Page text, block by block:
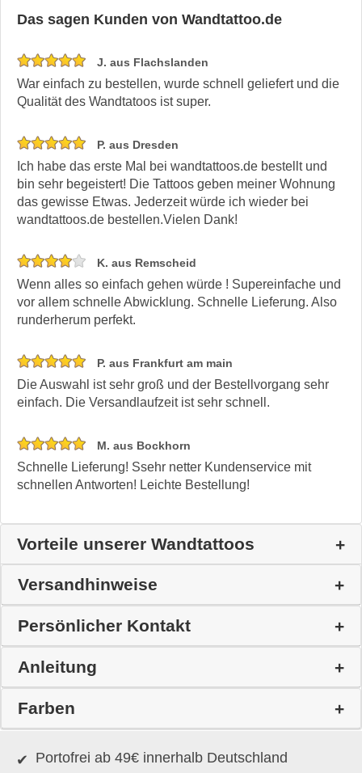
Das sagen Kunden von Wandtattoo.de
J. aus Flachslanden
War einfach zu bestellen, wurde schnell geliefert und die
Qualität des Wandtatoos ist super.
P. aus Dresden
Ich habe das erste Mal bei wandtattoos.de bestellt und
bin sehr begeistert! Die Tattoos geben meiner Wohnung
das gewisse Etwas. Jederzeit würde ich wieder bei
wandtattoos.de bestellen.Vielen Dank!
K. aus Remscheid
Wenn alles so einfach gehen würde ! Supereinfache und
vor allem schnelle Abwicklung. Schnelle Lieferung. Also
runderherum perfekt.
P. aus Frankfurt am main
Die Auswahl ist sehr groß und der Bestellvorgang sehr
einfach. Die Versandlaufzeit ist sehr schnell.
M. aus Bockhorn
Schnelle Lieferung! Ssehr netter Kundenservice mit
schnellen Antworten! Leichte Bestellung!
Vorteile unserer Wandtattoos
Versandhinweise
Persönlicher Kontakt
Anleitung
Farben
Portofrei ab 49€ innerhalb Deutschland